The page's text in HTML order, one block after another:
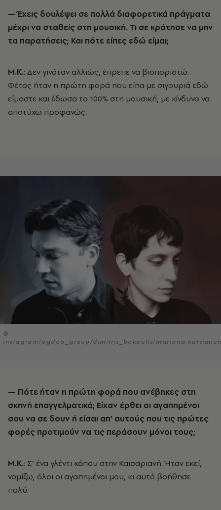
— Έχεις δουλέψει σε πολλά διαφορετικά πράγματα
μέχρι να σταθείς στη μουσική. Τι σε κράτησε να μην
τα παρατήσεις; Και πότε είπες εδώ είμαι;
Μ.Κ.: Δεν γινόταν αλλιώς, έπρεπε να βιοποριστώ.
Φέτος ήταν η πρώτη φορά που είπα με σιγουριά εδώ
είμαστε και έδωσα το 100% στη μουσική, με κίνδυνο να
αποτύχω προφανώς.
©
instagram/ogdoo_group/dimitris_bakoulis/
— Πότε ήταν η πρώτη φορά που ανέβηκες στη
σκηνή επαγγελματικά; Είχαν έρθει οι αγαπημένοι
σου να σε δουν ή είσαι απ’ αυτούς που τις πρώτες
φορές προτιμούν να τις περάσουν μόνοι τους;
Μ.Κ.: Σ’ ένα γλέντι κάπου στην Καισαριανή. Ήταν εκεί,
νομίζω, όλοι οι αγαπημένοι μου, κι αυτό βοήθησε
πολύ.